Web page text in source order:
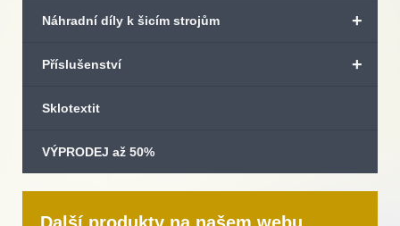
+
Náhradní díly k šicím strojům
+
Příslušenství
Sklotextit
VÝPRODEJ až 50%